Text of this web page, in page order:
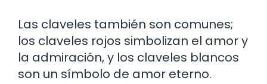
Las claveles también son comunes;
los claveles rojos simbolizan el amor y
la admiración, y los claveles blancos
son un símbolo de amor eterno.